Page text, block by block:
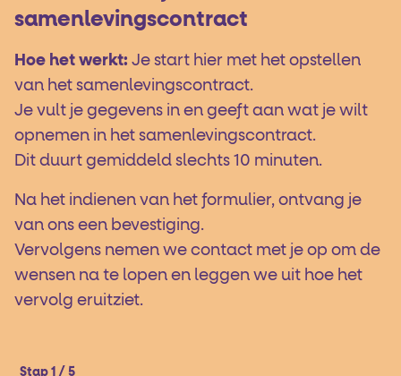
samenlevingscontract
Hoe het werkt: Je start hier met het opstellen
van het samenlevingscontract.
Je vult je gegevens in en geeft aan wat je wilt
opnemen in het samenlevingscontract.
Dit duurt gemiddeld slechts 10 minuten.
Na het indienen van het formulier, ontvang je
van ons een bevestiging.
Vervolgens nemen we contact met je op om de
wensen na te lopen en leggen we uit hoe het
vervolg eruitziet.
Stap 1 / 5